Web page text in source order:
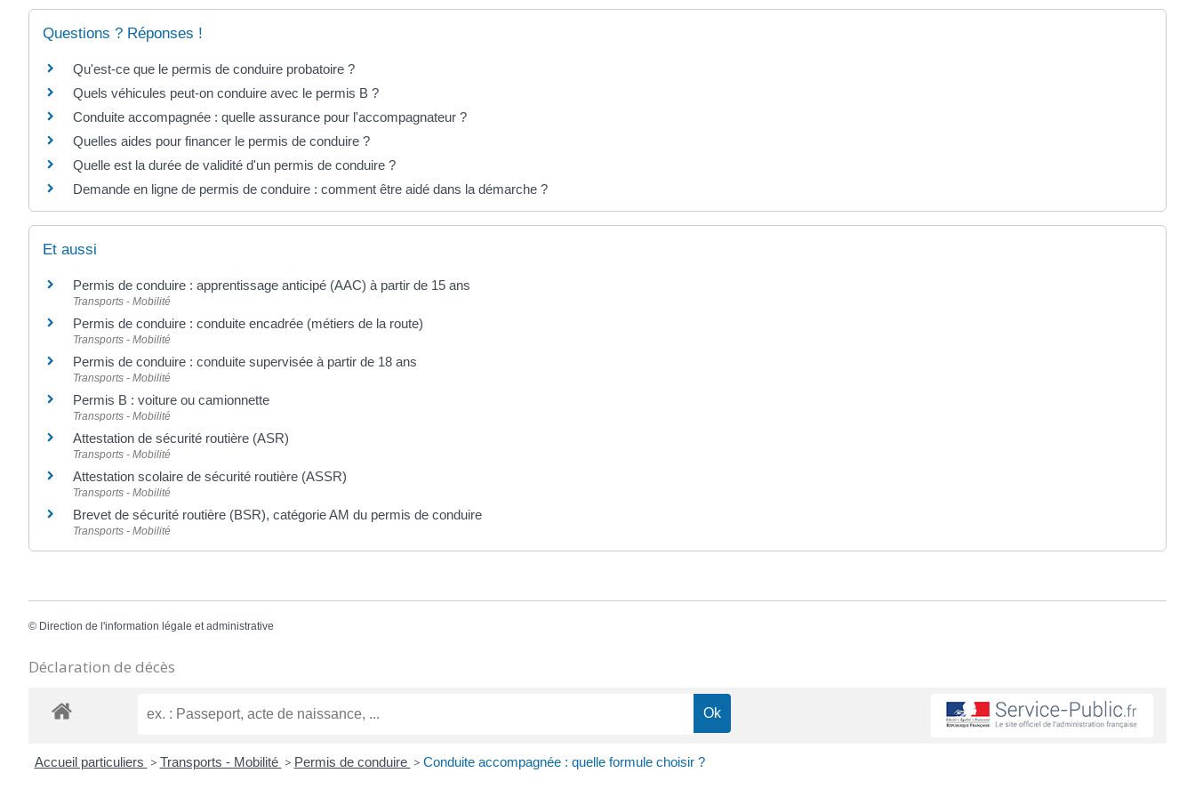
Questions ? Réponses !
Qu'est-ce que le permis de conduire probatoire ?
Quels véhicules peut-on conduire avec le permis B ?
Conduite accompagnée : quelle assurance pour l'accompagnateur ?
Quelles aides pour financer le permis de conduire ?
Quelle est la durée de validité d'un permis de conduire ?
Demande en ligne de permis de conduire : comment être aidé dans la démarche ?
Et aussi
Permis de conduire : apprentissage anticipé (AAC) à partir de 15 ans
Transports - Mobilité
Permis de conduire : conduite encadrée (métiers de la route)
Transports - Mobilité
Permis de conduire : conduite supervisée à partir de 18 ans
Transports - Mobilité
Permis B : voiture ou camionnette
Transports - Mobilité
Attestation de sécurité routière (ASR)
Transports - Mobilité
Attestation scolaire de sécurité routière (ASSR)
Transports - Mobilité
Brevet de sécurité routière (BSR), catégorie AM du permis de conduire
Transports - Mobilité
© Direction de l'information légale et administrative
Déclaration de décès
Accueil particuliers > Transports - Mobilité > Permis de conduire > Conduite accompagnée : quelle formule choisir ?